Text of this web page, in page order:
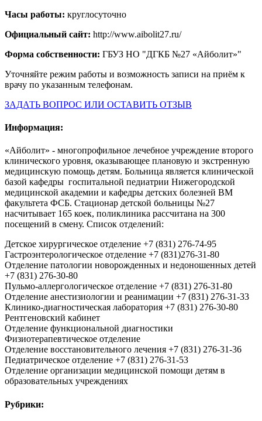
Часы работы: круглосуточно
Официальный сайт: http://www.aibolit27.ru/
Форма собственности: ГБУЗ НО "ДГКБ №27 «Айболит»"
Уточняйте режим работы и возможность записи на приём к
врачу по указанным телефонам.
ЗАДАТЬ ВОПРОС ИЛИ ОСТАВИТЬ ОТЗЫВ
Информация:
«Айболит» - многопрофильное лечебное учреждение второго
клинического уровня, оказывающее плановую и экстренную
медицинскую помощь детям. Больница является клинической
базой кафедры госпитальной педиатрии Нижегородской
медицинской академии и кафедры детских болезней ВМ
факультета ФСБ. Стационар детской больницы №27
насчитывает 165 коек, поликлиника рассчитана на 300
посещений в смену. Список отделений:
Детское хирургическое отделение +7 (831) 276-74-95
Гастроэнтерологическое отделение +7 (831)276-31-80
Отделение патологии новорожденных и недоношенных детей
+7 (831) 276-30-80
Пульмо-аллергологическое отделение +7 (831) 276-31-80
Отделение анестизиологии и реанимации +7 (831) 276-31-33
Клинико-диагностическая лаборатория +7 (831) 276-30-80
Рентгеновский кабинет
Отделение функциональной диагностики
Физиотерапевтическое отделение
Отделение восстановительного лечения +7 (831) 276-31-36
Педиатрическое отделение +7 (831) 276-31-53
Отделение организации медицинской помощи детям в
образовательных учреждениях
Рубрики: